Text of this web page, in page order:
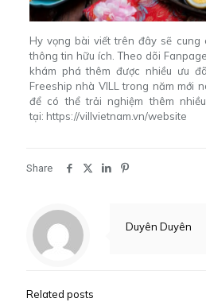
Hy vọng bài viết trên đây sẽ cung
thông tin hữu ích. Theo dõi
khám phá thêm được nhiều ưu
Freeship nhà VILL trong năm mới
để có thể trải nghiệm thêm
tại: https://villvietnam.vn/website
Share
Duyên Duyên
Related posts